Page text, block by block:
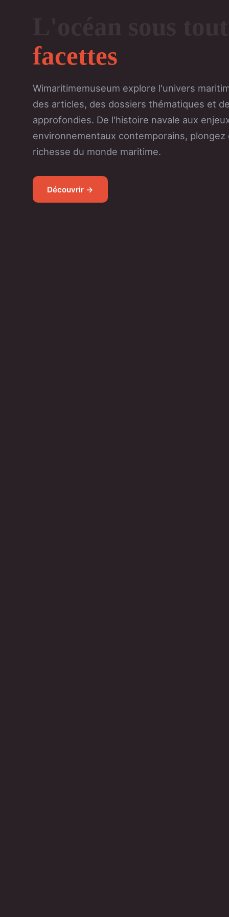
facettes
Wimaritimemuseum explore l'univers
des articles, des dossiers thématiques et
approfondies. De l'histoire navale aux
environnementaux contemporains, plongez
richesse du monde maritime.
Découvrir →